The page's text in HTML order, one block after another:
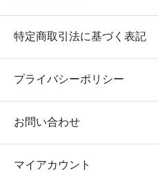
特定商取引法に基づく表記
プライバシーポリシー
お問い合わせ
マイアカウント